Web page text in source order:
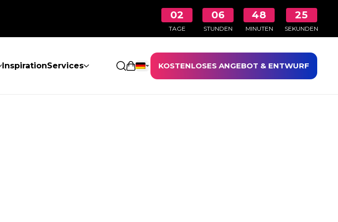
02
TAGE
06
STUNDEN
48
MINUTEN
25
SEKUNDEN
InspirationServices Einkaufswagen öffnen
KOSTENLOSES ANGEBOT & ENTWURF